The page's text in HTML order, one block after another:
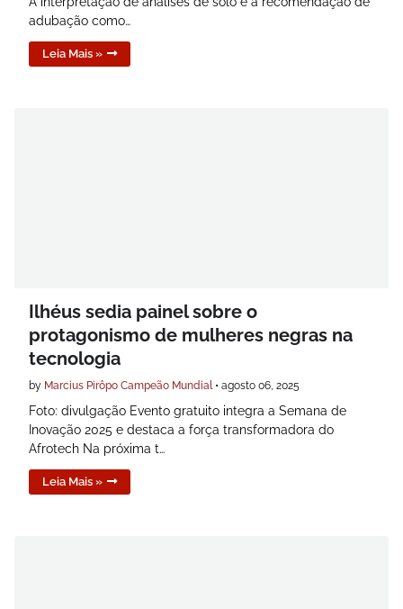
adubação como…
Leia Mais »
Ilhéus sedia painel sobre o
protagonismo de mulheres negras na
tecnologia
by Marcius Pirôpo Campeão Mundial • agosto 06, 2025
Foto: divulgação Evento gratuito integra a Semana de
Inovação 2025 e destaca a força transformadora do
Afrotech Na próxima t…
Leia Mais »